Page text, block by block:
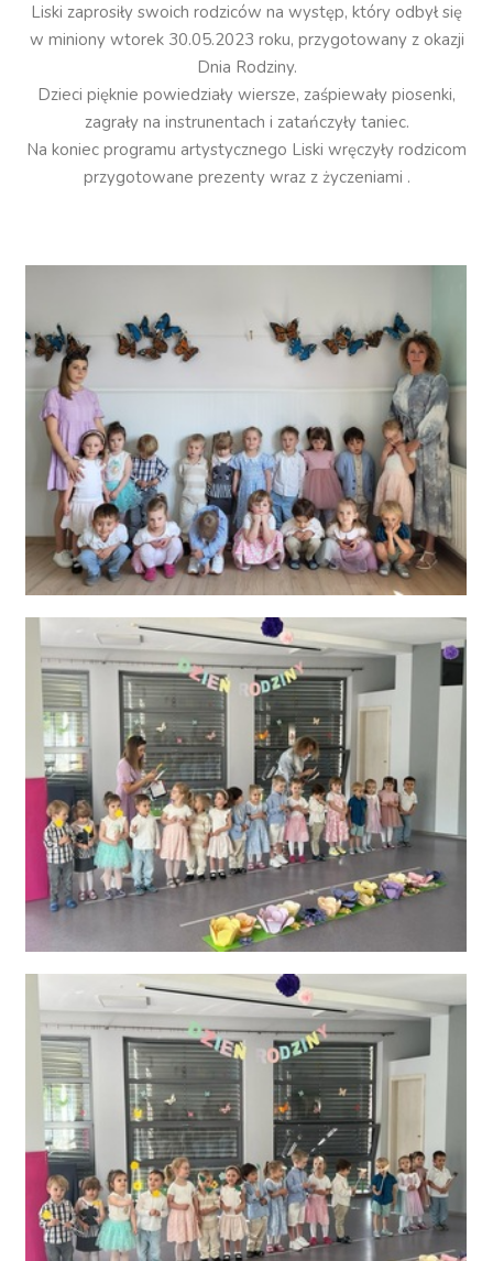
Liski zaprosiły swoich rodziców na występ, który odbył się
w miniony wtorek 30.05.2023 roku, przygotowany z okazji
Dnia Rodziny.
Dzieci pięknie powiedziały wiersze, zaśpiewały piosenki,
zagrały na instrunentach i zatańczyły taniec.
Na koniec programu artystycznego Liski wręczyły rodzicom
przygotowane prezenty wraz z życzeniami .